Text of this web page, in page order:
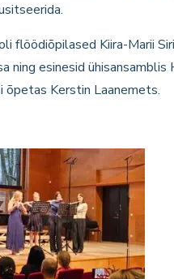
flöödiõpilased Kiira-Marii
ning esinesid
õpetas Kerstin Laanemets.